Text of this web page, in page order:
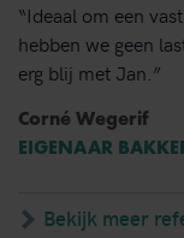
“Ideaal om een
hebben we geen
erg blij met Jan.”
Corné Wegerif
EIGENAAR
Bekijk meer